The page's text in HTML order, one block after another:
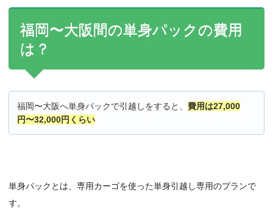
福岡〜大阪間の単身パックの費用
は？
福岡〜大阪へ単身パックで引越しをすると、 費用は27,000
円〜32,000円くらい
単身パックとは、専用カーゴを使った単身引越し専用のプランで
す。